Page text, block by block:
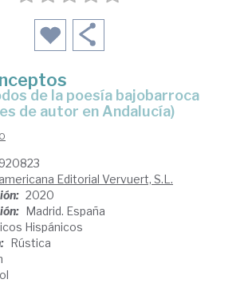
de autor en Andalucía)
Editorial Vervuert, S.L.
2020
Madrid. España
Hispánicos
Rústica